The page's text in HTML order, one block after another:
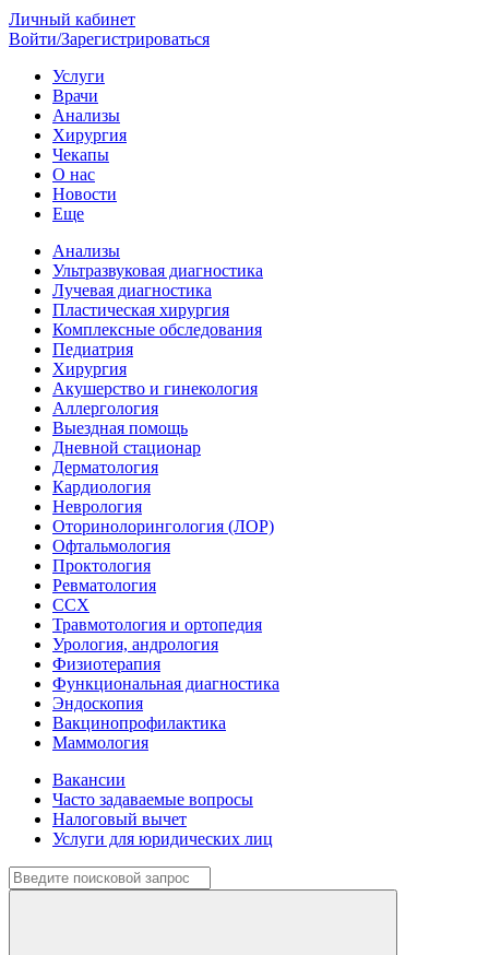
Личный кабинет
Войти/Зарегистрироваться
Услуги
Врачи
Анализы
Хирургия
Чекапы
О нас
Новости
Еще
Анализы
Ультразвуковая диагностика
Лучевая диагностика
Пластическая хирургия
Комплексные обследования
Педиатрия
Хирургия
Акушерство и гинекология
Аллергология
Выездная помощь
Дневной стационар
Дерматология
Кардиология
Неврология
Оторинолорингология (ЛОР)
Офтальмология
Проктология
Ревматология
ССХ
Травмотология и ортопедия
Урология, андрология
Физиотерапия
Функциональная диагностика
Эндоскопия
Вакцинопрофилактика
Маммология
Вакансии
Часто задаваемые вопросы
Налоговый вычет
Услуги для юридических лиц